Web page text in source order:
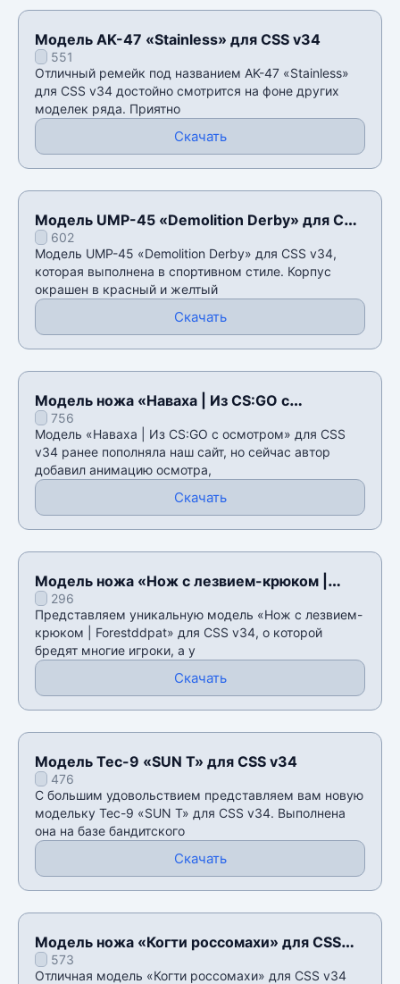
Модель AK-47 «Stainless» для CSS v34
551
Отличный ремейк под названием AK-47 «Stainless»
для CSS v34 достойно смотрится на фоне других
моделек ряда. Приятно
Скачать
Модель UMP-45 «Demolition Derby» для CSS
v34602
Модель UMP-45 «Demolition Derby» для CSS v34,
которая выполнена в спортивном стиле. Корпус
окрашен в красный и желтый
Скачать
Модель ножа «Наваха | Из CS:GO с
осмотром» для CSS v34
756
Модель «Наваха | Из CS:GO с осмотром» для CSS
v34 ранее пополняла наш сайт, но сейчас автор
добавил анимацию осмотра,
Скачать
Модель ножа «Нож с лезвием-крюком |
Forestddpat» для CSS v34
296
Представляем уникальную модель «Нож с лезвием-
крюком | Forestddpat» для CSS v34, о которой
бредят многие игроки, а у
Скачать
Модель Tec-9 «SUN T» для CSS v34
476
С большим удовольствием представляем вам новую
модельку Tec-9 «SUN T» для CSS v34. Выполнена
она на базе бандитского
Скачать
Модель ножа «Когти россомахи» для CSS
v34573
Отличная модель «Когти россомахи» для CSS v34